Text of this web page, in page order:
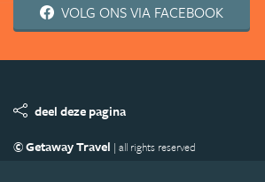
VOLG ONS VIA FACEBOOK
deel deze pagina
© Getaway Travel | all rights reserved